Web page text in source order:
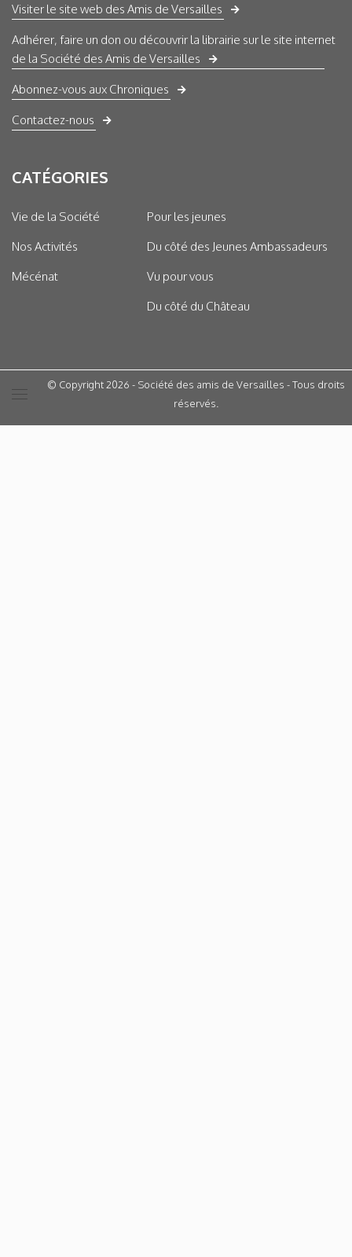
Visiter le site web des Amis de Versailles
Adhérer, faire un don ou découvrir la librairie sur le site internet
de la Société des Amis de Versailles
Abonnez-vous aux Chroniques
Contactez-nous
CATÉGORIES
Vie de la Société
Nos Activités
Mécénat
Pour les jeunes
Du côté des Jeunes Ambassadeurs
Vu pour vous
Du côté du Château
© Copyright 2026 - Société des amis de Versailles - Tous droits
réservés.